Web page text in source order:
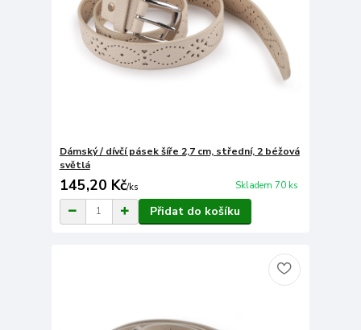
Dámský / dívčí pásek šíře 2,7 cm, střední, 2 béžová
světlá
145,20 Kč/ks Skladem 70 ks
Přidat do košíku